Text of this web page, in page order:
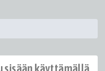
sisään käyttämällä